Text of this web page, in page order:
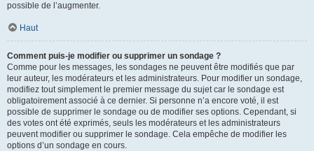
possible de l’augmenter.
Haut
Comment puis-je modifier ou supprimer un sondage ?
Comme pour les messages, les sondages ne peuvent être modifiés que par
leur auteur, les modérateurs et les administrateurs. Pour modifier un sondage,
modifiez tout simplement le premier message du sujet car le sondage est
obligatoirement associé à ce dernier. Si personne n’a encore voté, il est
possible de supprimer le sondage ou de modifier ses options. Cependant, si
des votes ont été exprimés, seuls les modérateurs et les administrateurs
peuvent modifier ou supprimer le sondage. Cela empêche de modifier les
options d’un sondage en cours.